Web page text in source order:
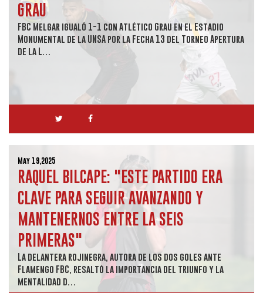
GRAU
FBC Melgar igualó 1-1 con Atlético Grau en el Estadio
Monumental de la UNSA por la Fecha 13 del Torneo Apertura
de la L…
May 19,2025
RAQUEL BILCAPE: "ESTE PARTIDO ERA
CLAVE PARA SEGUIR AVANZANDO Y
MANTENERNOS ENTRE LA SEIS
PRIMERAS"
La delantera rojinegra, autora de los dos goles ante
Flamengo FBC, resaltó la importancia del triunfo y la
mentalidad d…